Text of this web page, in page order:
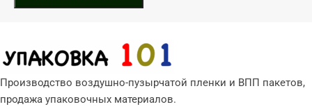
Производство воздушно-пузырчатой пленки и ВПП пакетов,
продажа упаковочных материалов.